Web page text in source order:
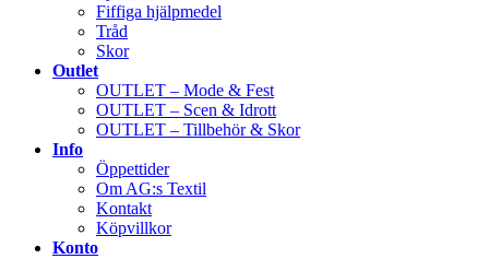
Fiffiga hjälpmedel
Tråd
Skor
Outlet
OUTLET – Mode & Fest
OUTLET – Scen & Idrott
OUTLET – Tillbehör & Skor
Info
Öppettider
Om AG:s Textil
Kontakt
Köpvillkor
Konto